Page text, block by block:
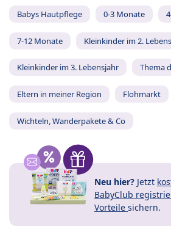
Babys Hautpflege 0-3 Monate
7-12 Monate Kleinkinder im 2.
Kleinkinder im 3. Lebensjahr Thema
Eltern in meiner Region Flohmarkt
Wichteln, Wanderpakete & Co
Neu hier? Jetzt
BabyClub
Vorteile sichern.